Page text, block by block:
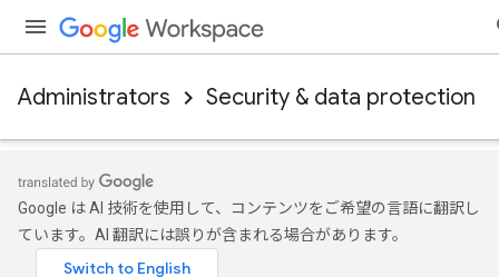
Administrators Security & data protection
Google は AI 技術を使用して、コンテンツをご希望の言語に翻訳し
ています。AI 翻訳には誤りが含まれる場合があります。